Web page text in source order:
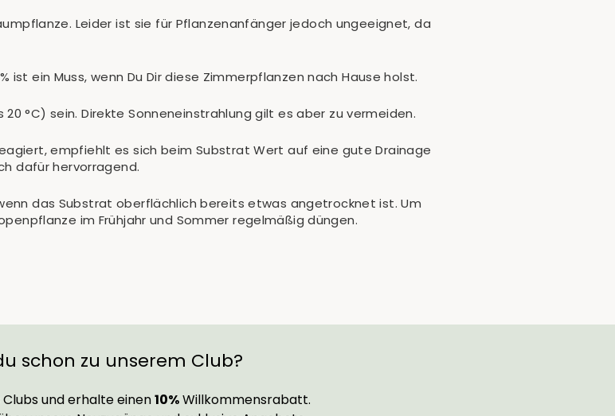
Leider ist sie für Pflanzenanfänger jedoch ungeeignet, da
ein Muss, wenn Du Dir diese Zimmerpflanzen nach Hause holst.
°C) sein. Direkte Sonneneinstrahlung gilt es aber zu vermeiden.
empfiehlt es sich beim Substrat Wert auf eine gute Drainage
dafür hervorragend.
das Substrat oberflächlich bereits etwas angetrocknet ist. Um
im Frühjahr und Sommer regelmäßig düngen.
schon zu unserem Club?
und erhalte einen10%Willkommensrabatt.